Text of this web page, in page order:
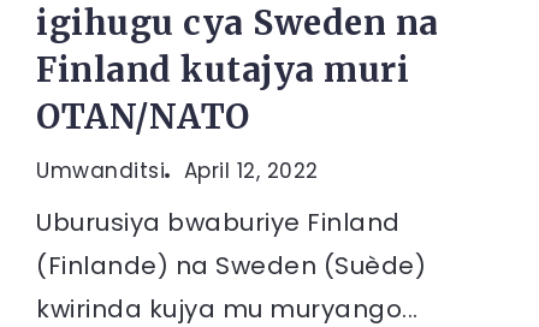
igihugu cya Sweden na
Finland kutajya muri
OTAN/NATO
Umwanditsi April 12, 2022
Uburusiya bwaburiye Finland
(Finlande) na Sweden (Suède)
kwirinda kujya mu muryango...